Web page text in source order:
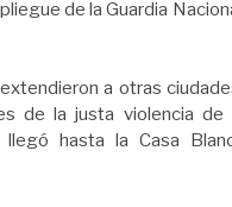
de la Guardia
a otras
de la justa violencia
llegó hasta la Casa